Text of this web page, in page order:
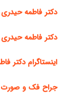
دکتر فاطمه
دکتر فاطمه
اینستاگرام دکتر
جراح فک و صورت